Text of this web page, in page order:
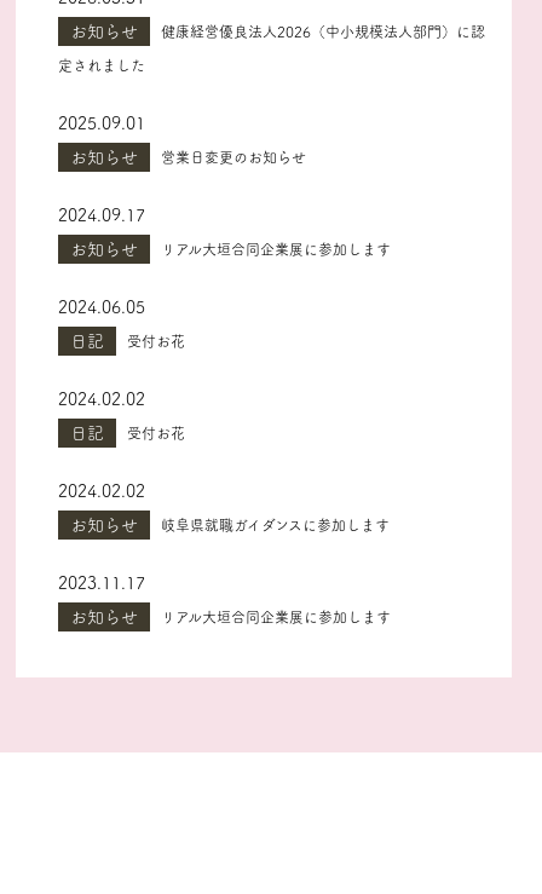
お知らせ
健康経営優良法人2026（中小規模法人部門）に認
定されました
2025.09.01
お知らせ
営業日変更のお知らせ
2024.09.17
お知らせ
リアル大垣合同企業展に参加します
2024.06.05
日記
受付お花
2024.02.02
日記
受付お花
2024.02.02
お知らせ
岐阜県就職ガイダンスに参加します
2023.11.17
お知らせ
リアル大垣合同企業展に参加します